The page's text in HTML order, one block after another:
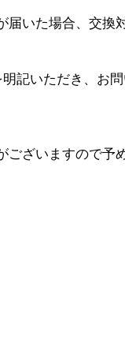
届いた場合、交換
記いただき、お
ざいますので予